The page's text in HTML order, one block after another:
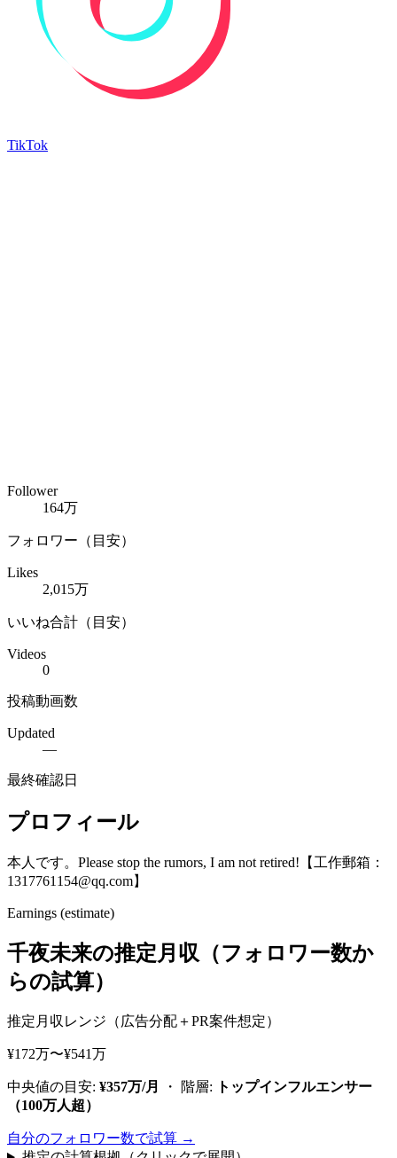
TikTok
Follower
164万
フォロワー（目安）
Likes
2,015万
いいね合計（目安）
Videos
0
投稿動画数
Updated
—
最終確認日
プロフィール
本人です。Please stop the rumors, I am not retired!【工作郵箱：
1317761154@qq.com】
Earnings (estimate)
千夜未来の推定月収（フォロワー数か
らの試算）
推定月収レンジ（広告分配＋PR案件想定）
¥172万〜¥541万
中央値の目安: ¥357万/月 ・ 階層:
トップインフルエンサー
（100万人超）
自分のフォロワー数で試算 →